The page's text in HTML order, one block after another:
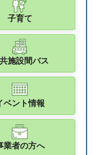
子育て
施設間バス
ベント情報
業者の方へ